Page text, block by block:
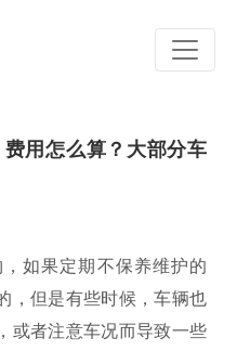
用怎么算？大部分车
如果定期不保养维护的
，但是有些时候，车辆也
或者注意车况而导致一些